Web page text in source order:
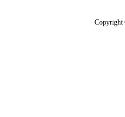
Copyright